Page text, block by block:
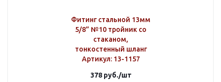
Фитинг стальной 13мм
5/8” №10 тройник со
стаканом,
тонкостенный шланг
Артикул: 13-1157
378руб./шт